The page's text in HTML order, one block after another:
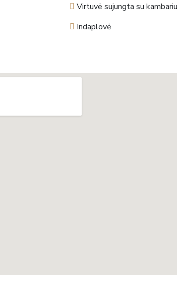
Virtuvė sujungta su kambariu
Indaplovė